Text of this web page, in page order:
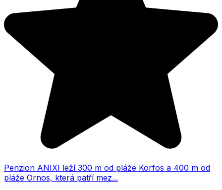
Penzion ANIXI leží 300 m od pláže Korfos a 400 m od
pláže Ornos, která patří mez...